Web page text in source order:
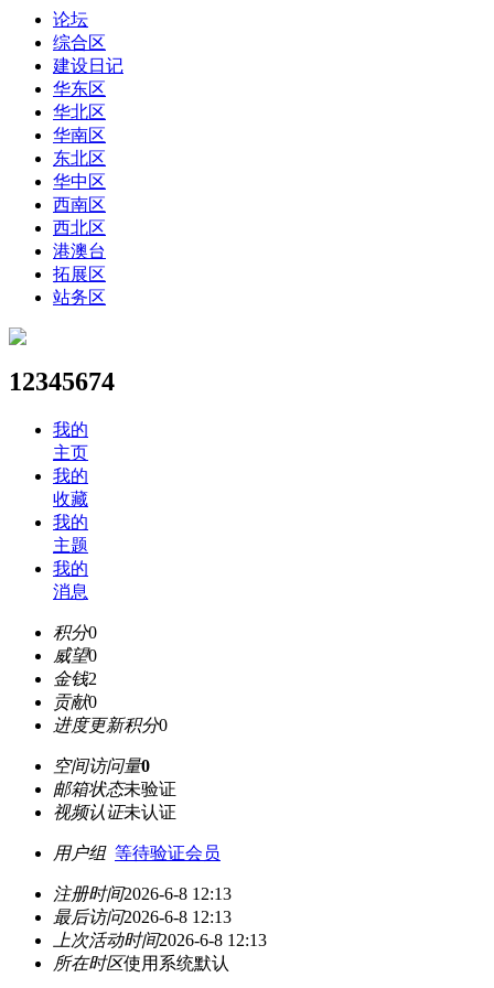
论坛
综合区
建设日记
华东区
华北区
华南区
东北区
华中区
西南区
西北区
港澳台
拓展区
站务区
12345674
我的
主页
我的
收藏
我的
主题
我的
消息
积分0
威望0
金钱2
贡献0
进度更新积分0
空间访问量0
邮箱状态未验证
视频认证未认证
用户组 等待验证会员
注册时间2026-6-8 12:13
最后访问2026-6-8 12:13
上次活动时间2026-6-8 12:13
所在时区使用系统默认